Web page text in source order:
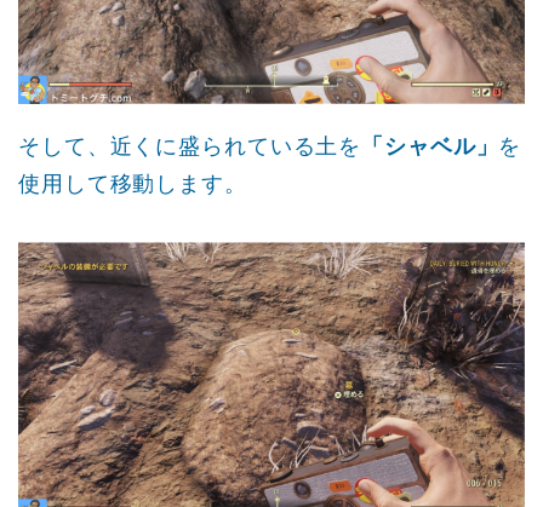
そして、近くに盛られている土を 「シャベル」 を
使用して移動します。